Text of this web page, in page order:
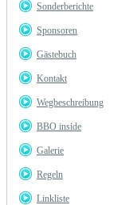
Sonderberichte
Sponsoren
Gästebuch
Kontakt
Wegbeschreibung
BBO inside
Galerie
Regeln
Linkliste